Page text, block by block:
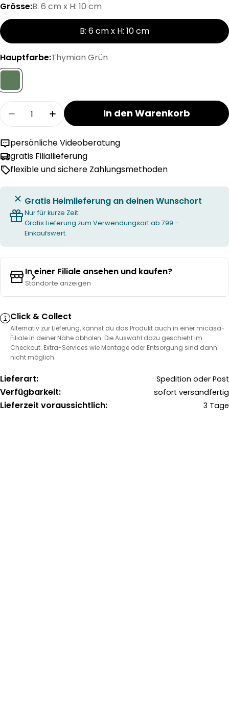
Grösse:B: 6 cm x H: 10 cm
B: 6 cm x H: 10 cm
Hauptfarbe:Thymian Grün
Menge
Menge für BAL Zylinderkerze verringern
Menge für BAL Zylinderkerze erhöhen
In den Warenkorb
persönliche Videoberatung
gratis Filiallieferung
flexible und sichere Zahlungsmethoden
Gratis Heimlieferung an deinen Wunschort
Nur für kurze Zeit:
Gratis Lieferung zum Verwendungsort ab 799.-
Einkaufswert.
In einer Filiale ansehen und kaufen?
Standorte anzeigen
Click & Collect
Alternativ zur Lieferung, kannst du das Produkt auch in einer micasa-
Filiale in deiner Nähe abholen. Die Auswahl dazu geschieht im
Checkout. Extra-Services wie Montage oder Entsorgung sind dann
nicht möglich.
Lieferart: Spedition oder Post
Verfügbarkeit: sofort versandfertig
Lieferzeit voraussichtlich: 3 Tage